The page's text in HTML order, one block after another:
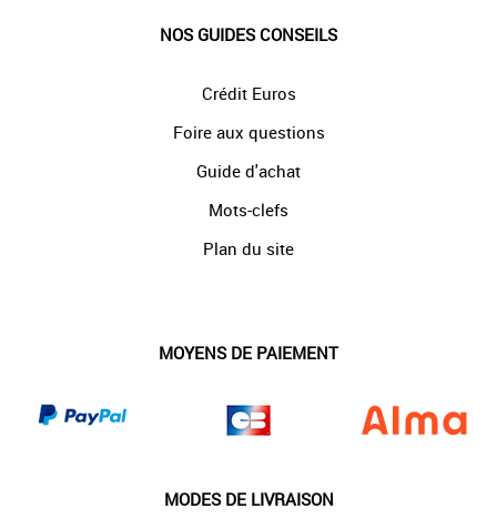
NOS GUIDES CONSEILS
Crédit Euros
Foire aux questions
Guide d'achat
Mots-clefs
Plan du site
MOYENS DE PAIEMENT
MODES DE LIVRAISON